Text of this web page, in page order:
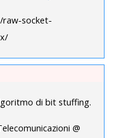
raw-socket-
di bit stuffing.
@